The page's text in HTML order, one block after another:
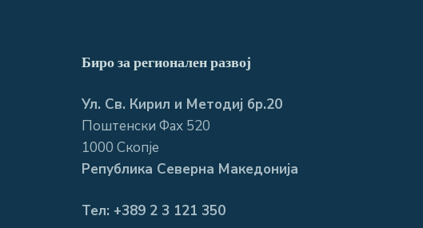
Биро за регионален развој
Ул. Св. Кирил и Методиј бр.20
Поштенски Фах 520
1000 Скопје
Република Северна Македонија
Тел: +389 2 3 121 350